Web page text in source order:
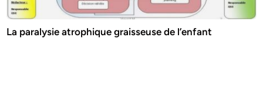
La paralysie atrophique graisseuse de l’enfant